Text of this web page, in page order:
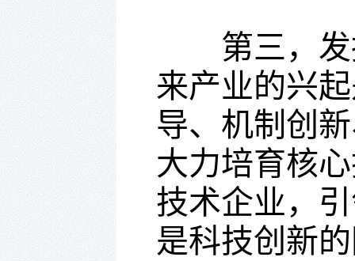
第三，发
来产业的兴
导、机制创
大力培育核
技术企业，
是科技创新